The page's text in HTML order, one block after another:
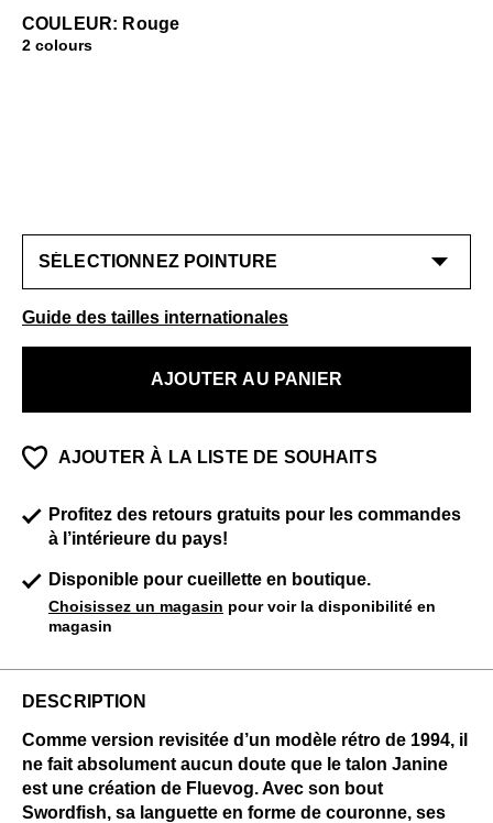
COULEUR: Rouge
2 colours
Guide des tailles internationales
AJOUTER AU PANIER
AJOUTER À LA LISTE DE SOUHAITS
Profitez des retours gratuits pour les commandes
à l’intérieure du pays!
Disponible pour cueillette en boutique.
Choisissez un magasin pour voir la disponibilité en
magasin
DESCRIPTION
Comme version revisitée d’un modèle rétro de 1994, il
ne fait absolument aucun doute que le talon Janine
est une création de Fluevog. Avec son bout
Swordfish, sa languette en forme de couronne, ses